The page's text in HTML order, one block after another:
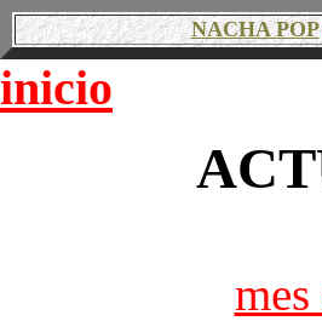
NACHA POP
inicio